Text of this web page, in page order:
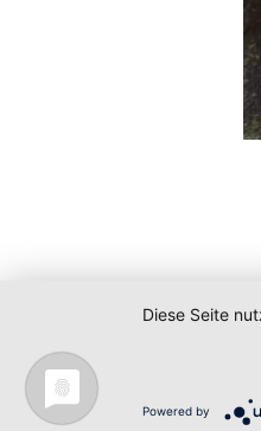
Diese Seite
Powered by